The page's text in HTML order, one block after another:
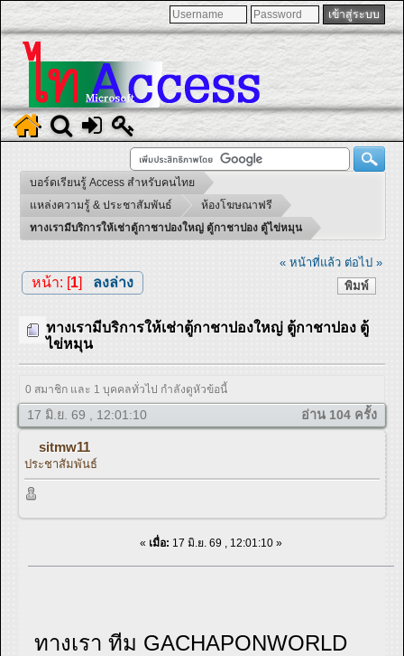
บอร์ดเรียนรู้ Access สำหรับคนไทย
แหล่งความรู้ & ประชาสัมพันธ์
ห้องโฆษณาฟรี
ทางเรามีบริการให้เช่าตู้กาชาปองใหญ่ ตู้กาชาปอง ตู้ไข่หมุน
« หน้าที่แล้ว ต่อไป »
พิมพ์
หน้า: [1] ลงล่าง
ทางเรามีบริการให้เช่าตู้กาชาปองใหญ่ ตู้กาชาปอง ตู้
ไข่หมุน
0 สมาชิก และ 1 บุคคลทั่วไป กำลังดูหัวข้อนี้
17 มิ.ย. 69 , 12:01:10 อ่าน 104 ครั้ง
sitmw11
ประชาสัมพันธ์
« เมื่อ: 17 มิ.ย. 69 , 12:01:10 »
ทางเรา ทีม GACHAPONWORLD